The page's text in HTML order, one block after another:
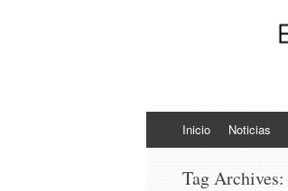
Skip to content
Inicio Noticias
Tag Archives: